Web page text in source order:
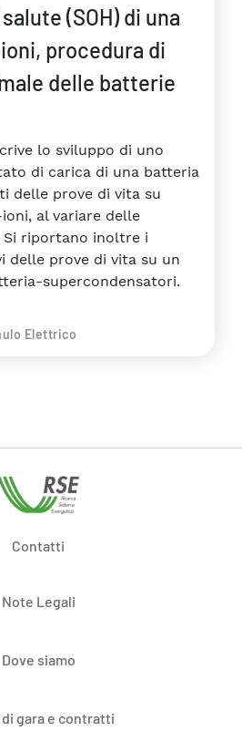
(SOH) di una
procedura di
delle batterie
lo sviluppo di uno
di carica di una batteria
delle prove di vita su
al variare delle
Si riportano inoltre i
delle prove di vita su un
supercondensatori.
Elettrico
Contatti
Note Legali
Dove siamo
di gara e contratti